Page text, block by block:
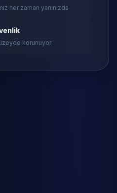
her zaman yanınızda
korunuyor